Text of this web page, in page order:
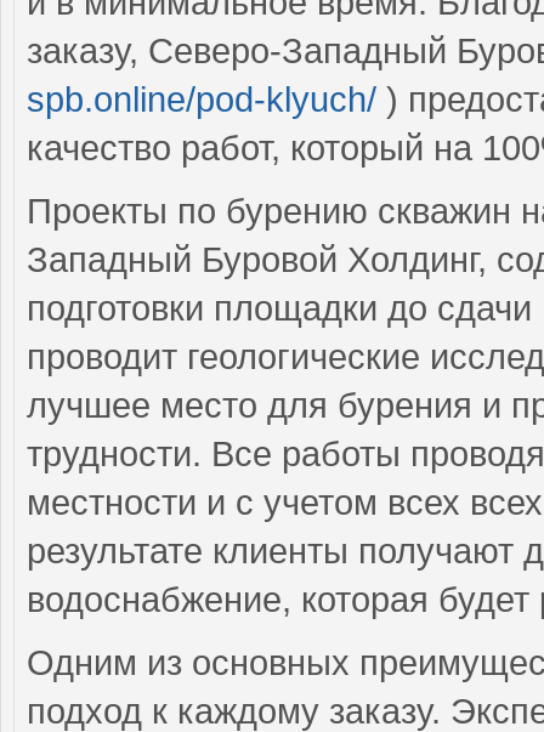
заказу, Северо-Западный
spb.online/pod-klyuch/ )
качество работ, который на
Проекты по бурению скважин
Западный Буровой Холдинг,
подготовки площадки до
проводит геологические
лучшее место для бурения и
трудности. Все работы
местности и с учетом всех
результате клиенты получают
водоснабжение, которая будет
Одним из основных
подход к каждому заказу.